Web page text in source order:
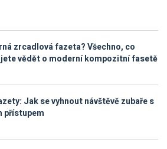
zrcadlová fazeta? Všechno, co
vědět o moderní kompozitní fasetě
Jak se vyhnout návštěvě zubaře s
přístupem